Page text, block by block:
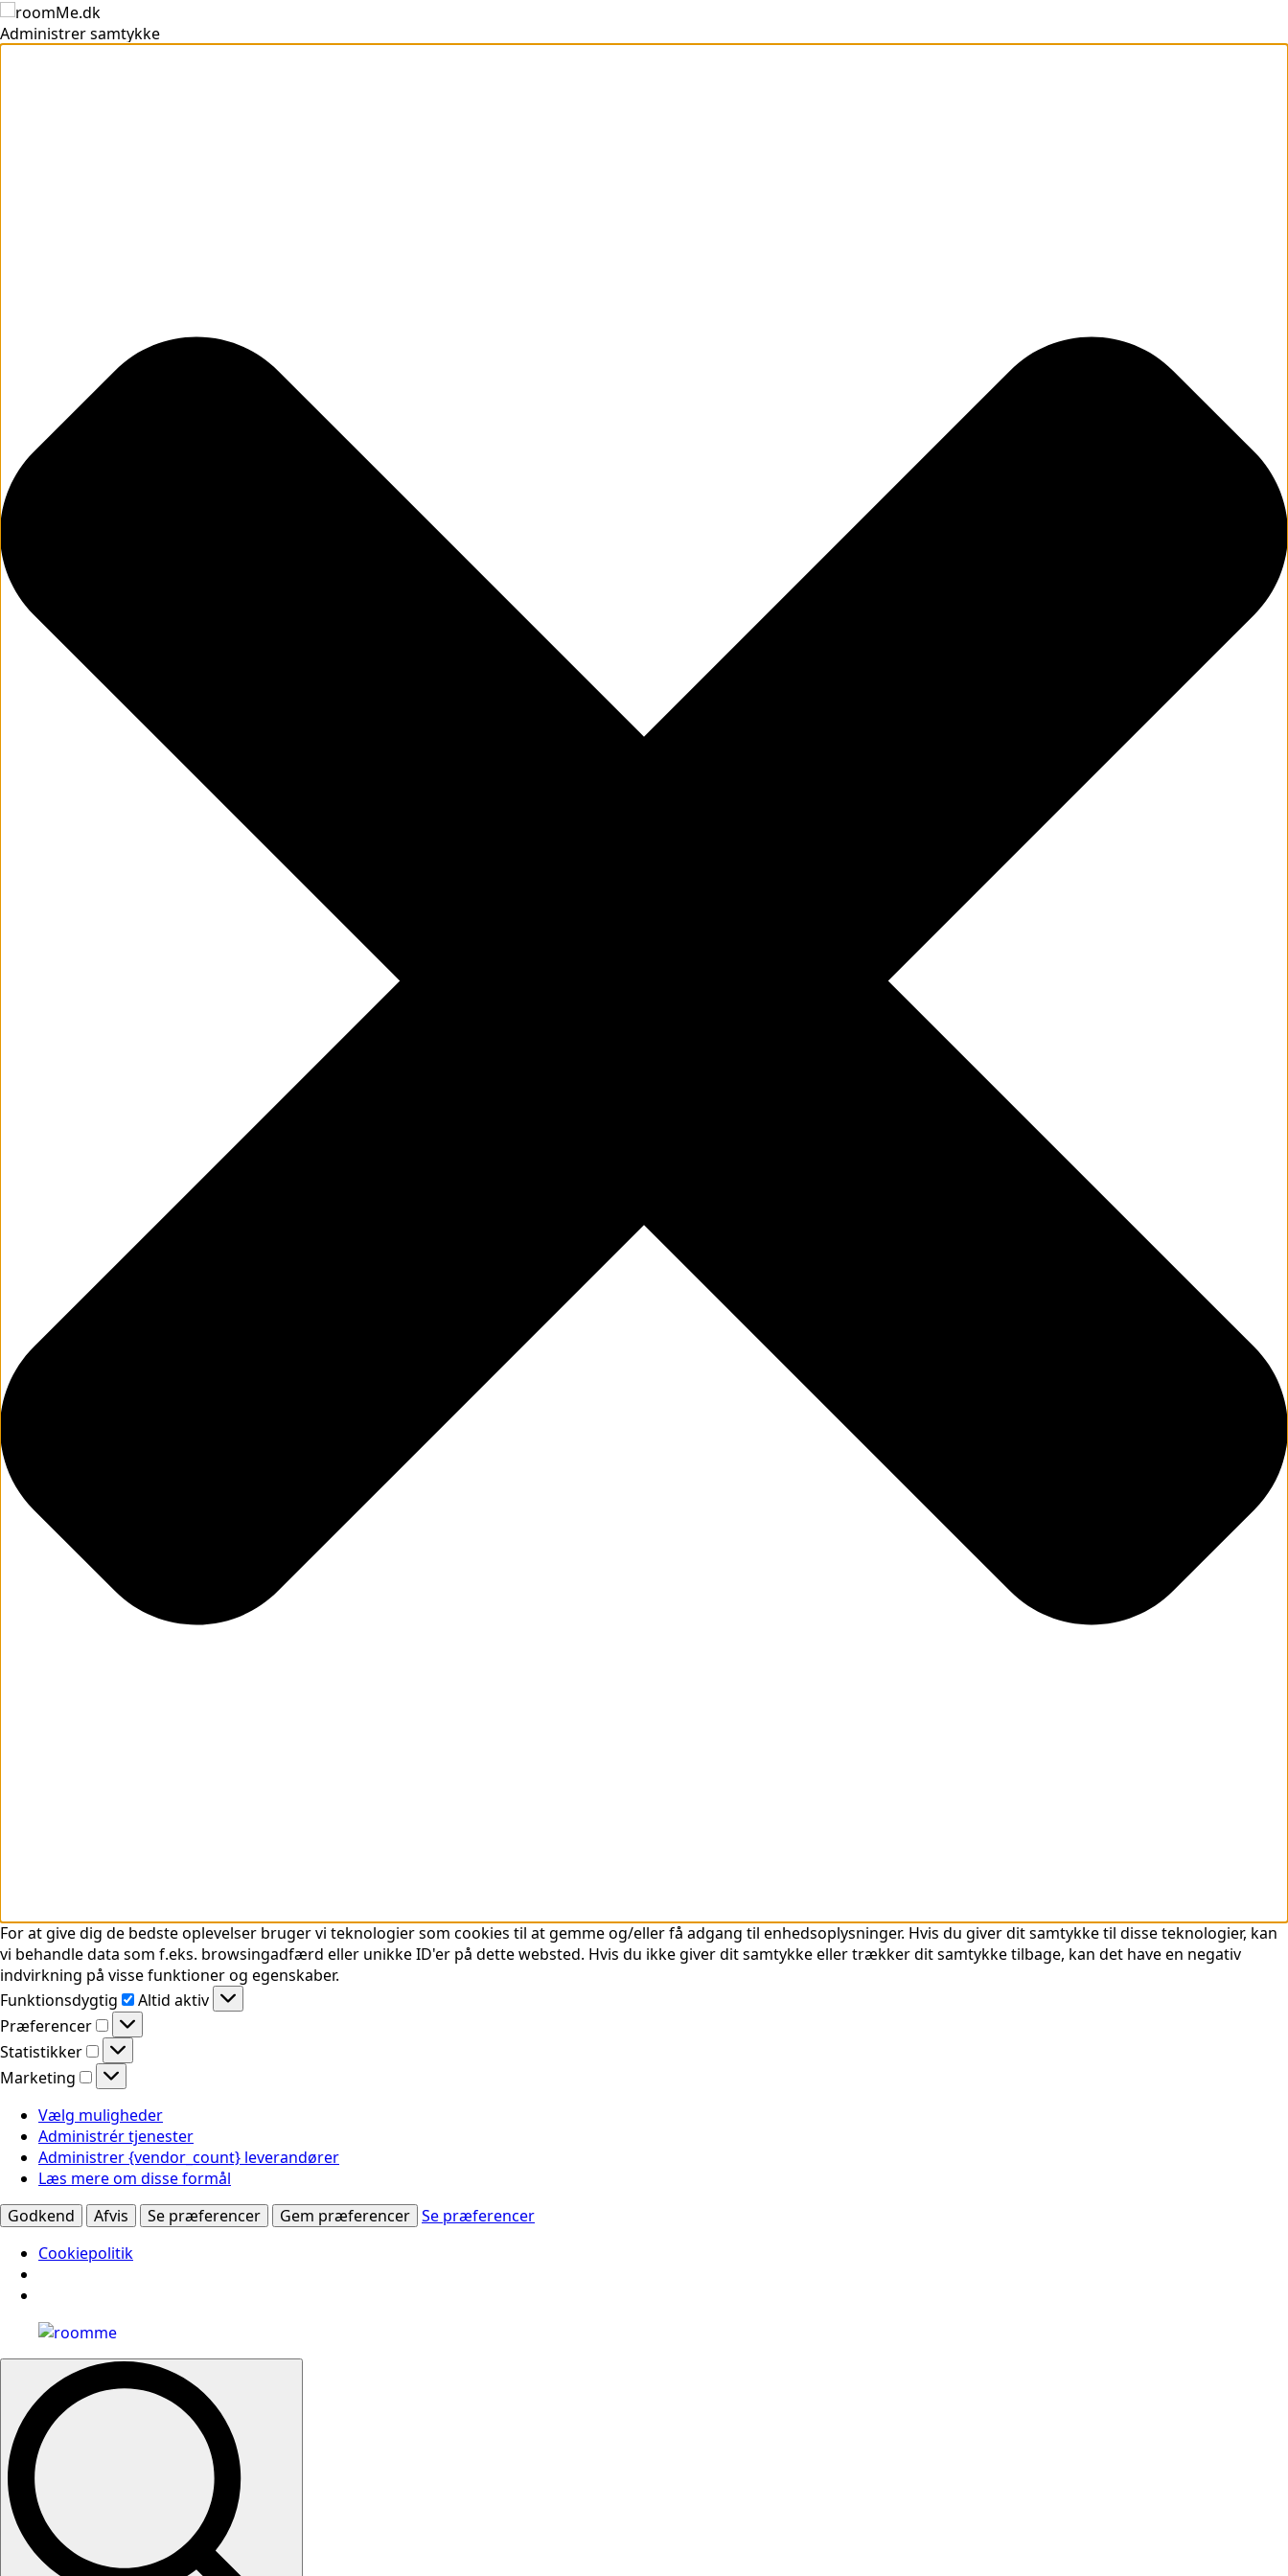
Administrer samtykke
For at give dig de bedste oplevelser bruger vi teknologier som cookies til at gemme og/eller få adgang til enhedsoplysninger. Hvis du giver dit samtykke til disse teknologier, kan
vi behandle data som f.eks. browsingadfærd eller unikke ID'er på dette websted. Hvis du ikke giver dit samtykke eller trækker dit samtykke tilbage, kan det have en negativ
indvirkning på visse funktioner og egenskaber.
Funktionsdygtig
Funktionsdygtig
Altid aktiv
Præferencer
Præferencer
Statistikker
Statistikker
Marketing
Marketing
Vælg muligheder
Administrér tjenester
Administrer {vendor_count} leverandører
Læs mere om disse formål
Godkend
Afvis Se præferencer Gem præferencer Se præferencer
Cookiepolitik